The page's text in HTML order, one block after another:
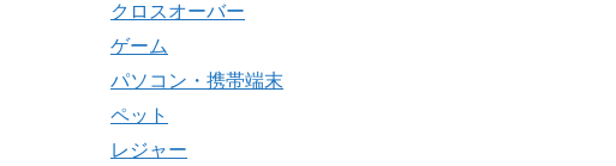
クロスオーバー
ゲーム
パソコン・携帯端末
ペット
レジャー